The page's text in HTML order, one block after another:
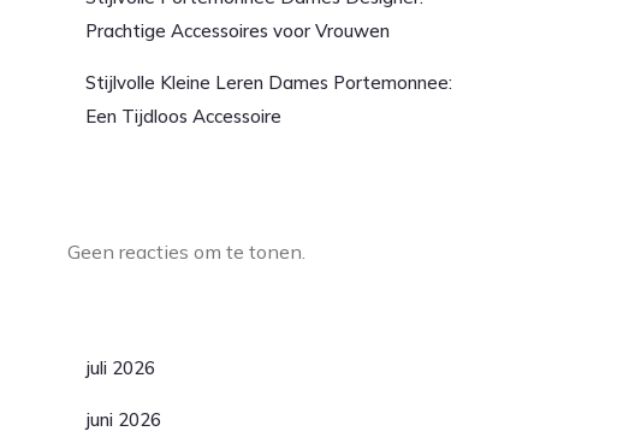
Prachtige Accessoires voor Vrouwen
Stijlvolle Kleine Leren Dames Portemonnee:
Een Tijdloos Accessoire
Geen reacties om te tonen.
juli 2026
juni 2026